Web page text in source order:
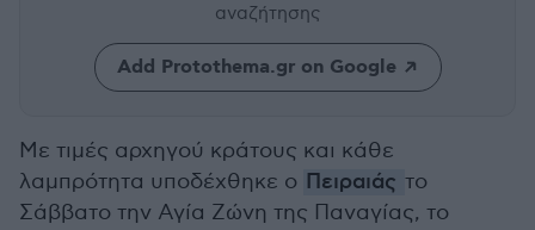
αναζήτησης
Add Protothema.gr on Google
Με τιμές αρχηγού κράτους και κάθε
λαμπρότητα υποδέχθηκε ο Πειραιάς το
Σάββατο την Αγία Ζώνη της Παναγίας, το